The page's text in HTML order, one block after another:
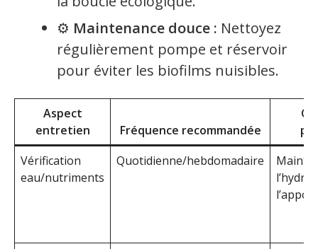
⚙️ Maintenance douce : Nettoyez
régulièrement pompe et réservoir
pour éviter les biofilms nuisibles.
Aspect
entretien
Fréquence recommandée
Vérification
eau/nutriments
Quotidienne/hebdomadaire